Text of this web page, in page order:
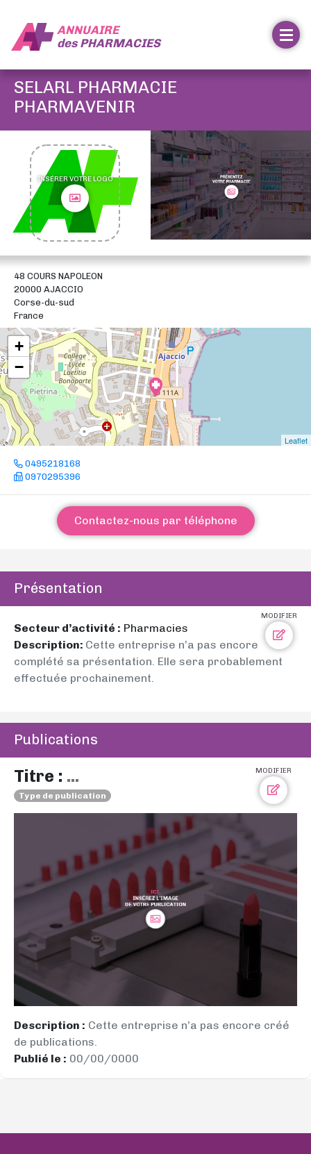
ANNUAIRE
desPHARMACIES
SELARL PHARMACIE
PHARMAVENIR
INSÉRER VOTRE LOGO
48 COURS NAPOLEON
20000 AJACCIO
Corse-du-sud
France
+
−
Leaflet
0495218168
0970295396
Contactez-nous par téléphone
Présentation
MODIFIER
Secteur d’activité : Pharmacies
Description: Cette entreprise n’a pas encore
complété sa présentation. Elle sera probablement
effectuée prochainement.
Publications
MODIFIER
Titre : ...
Type de publication
Description : Cette entreprise n’a pas encore créé
de publications.
Publié le : 00/00/0000